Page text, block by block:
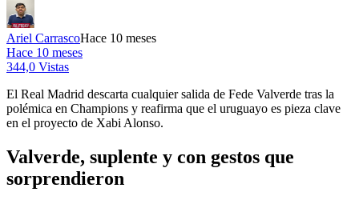
Ariel CarrascoHace 10 meses
Hace 10 meses
344,0 Vistas
El Real Madrid descarta cualquier salida de Fede Valverde tras la
polémica en Champions y reafirma que el uruguayo es pieza clave
en el proyecto de Xabi Alonso.
Valverde, suplente y con gestos que
sorprendieron